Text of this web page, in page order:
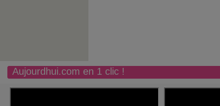
Aujourdhui.com en 1 clic !